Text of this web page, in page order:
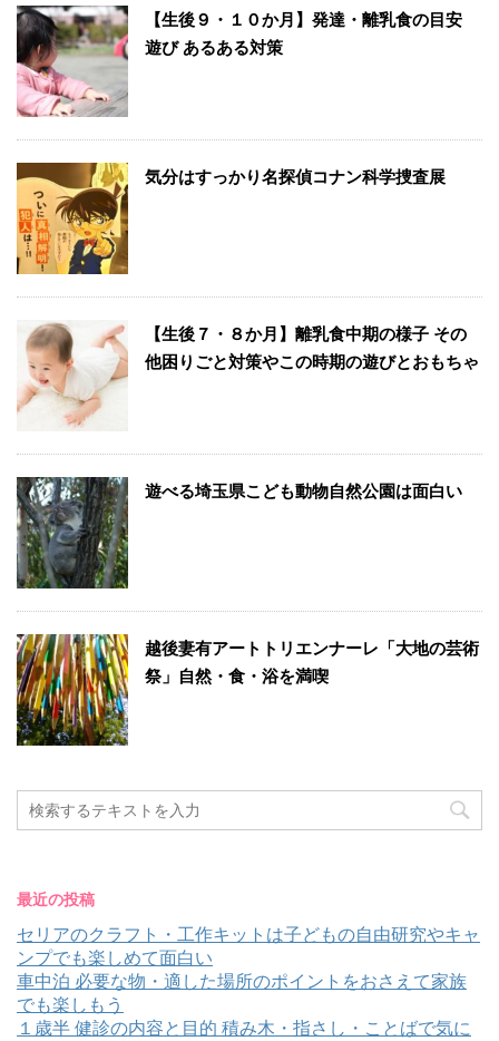
【生後９・１０か月】発達・離乳食の目安
遊び あるある対策
気分はすっかり名探偵コナン科学捜査展
【生後７・８か月】離乳食中期の様子 その
他困りごと対策やこの時期の遊びとおもちゃ
遊べる埼玉県こども動物自然公園は面白い
越後妻有アートトリエンナーレ「大地の芸術
祭」自然・食・浴を満喫
最近の投稿
セリアのクラフト・工作キットは子どもの自由研究やキャ
ンプでも楽しめて面白い
車中泊 必要な物・適した場所のポイントをおさえて家族
でも楽しもう
１歳半 健診の内容と目的 積み木・指さし・ことばで気に